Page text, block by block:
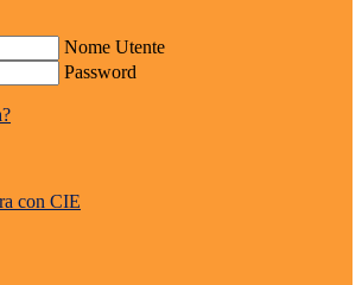
Nome Utente
Password
con CIE